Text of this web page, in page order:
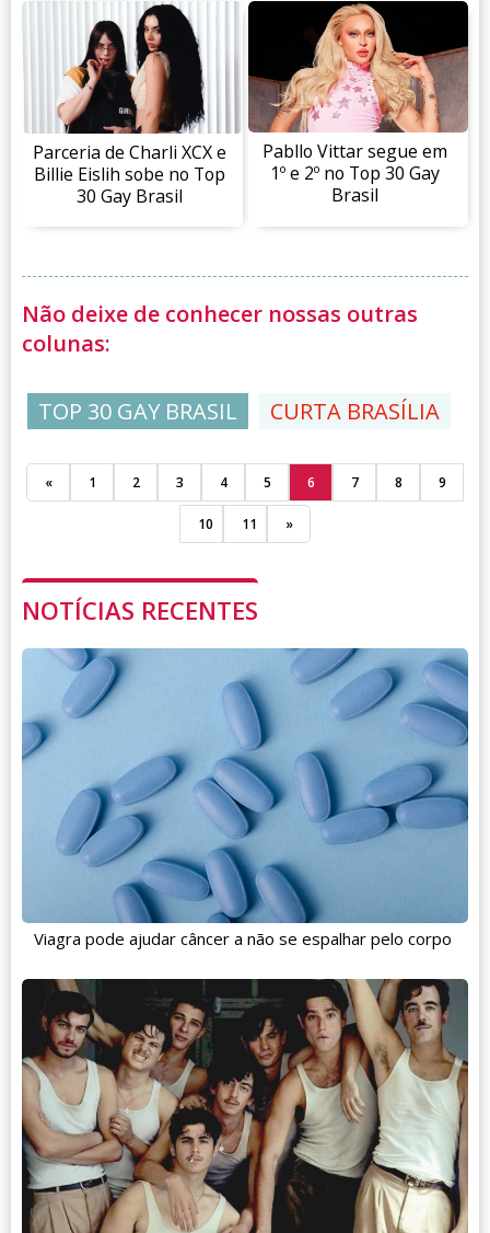
Parceria de Charli XCX e
Billie Eislih sobe no Top
30 Gay Brasil
Pabllo Vittar segue em
1º e 2º no Top 30 Gay
Brasil
« 1 2 3 4 5 6 7 8 9
10 11 »
Não deixe de conhecer nossas outras
colunas:
TOP 30 GAY BRASIL CURTA BRASÍLIA
NOTÍCIAS RECENTES
Viagra pode ajudar câncer a não se espalhar pelo corpo